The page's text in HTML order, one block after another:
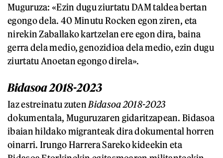
Muguruza: «Ezin dugu ziurtatu DAM taldea bertan
egongo dela. 40 Minutu Rocken egon ziren, eta
nirekin Zaballako kartzelan ere egon dira, baina
gerra dela medio, genozidioa dela medio, ezin dugu
ziurtatu Anoetan egongo direla».
Bidasoa 2018-2023
Iaz estreinatu zuten Bidasoa 2018-2023
dokumentala, Muguruzaren gidaritzapean. Bidasoa
ibaian hildako migranteak dira dokumental horren
oinarri. Irungo Harrera Sareko kideekin eta